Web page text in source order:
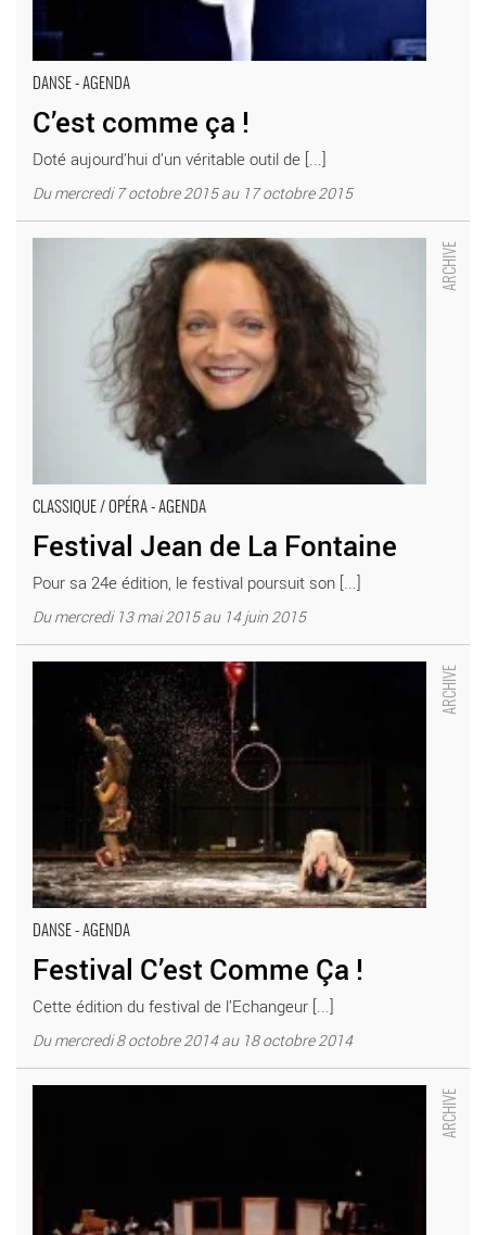
DANSE - AGENDA
C’est comme ça !
Doté aujourd’hui d’un véritable outil de [...]
Du mercredi 7 octobre 2015 au 17 octobre 2015
CLASSIQUE / OPÉRA - AGENDA
Festival Jean de La Fontaine
Pour sa 24e édition, le festival poursuit son [...]
Du mercredi 13 mai 2015 au 14 juin 2015
DANSE - AGENDA
Festival C’est Comme Ça !
Cette édition du festival de l’Echangeur [...]
Du mercredi 8 octobre 2014 au 18 octobre 2014
Thierry Théâtre de l’Echangeur